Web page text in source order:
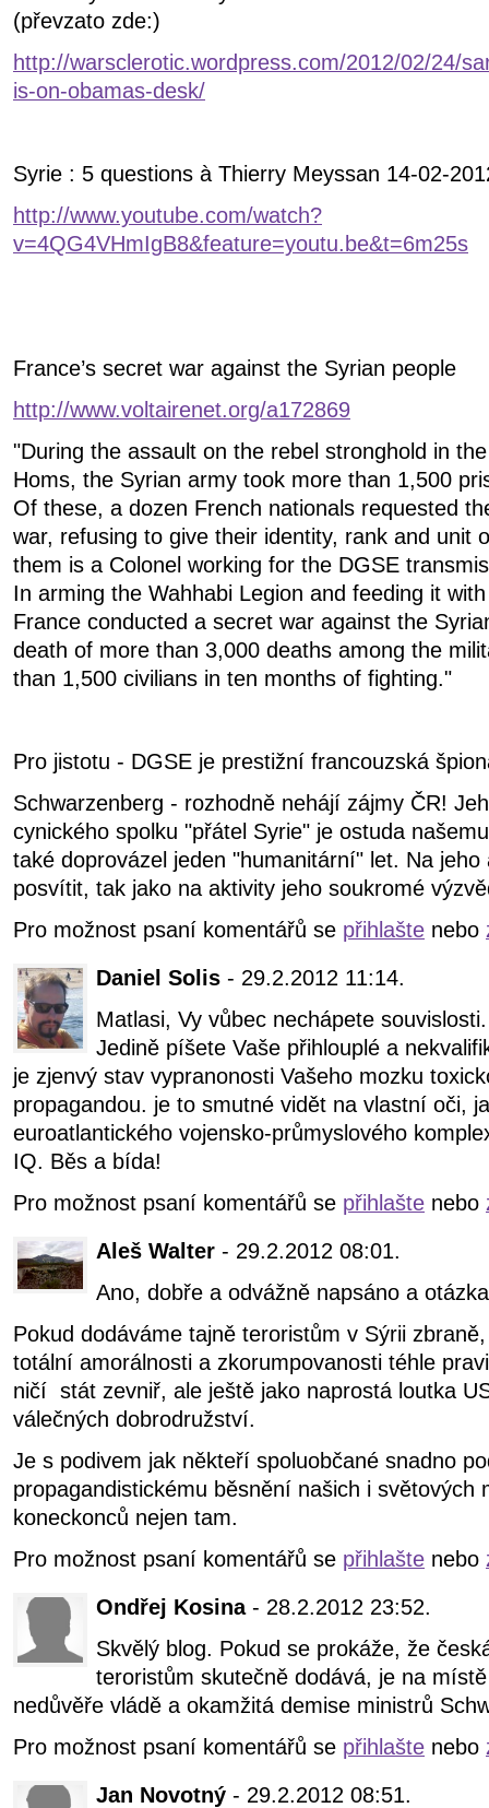
(převzato zde:)
http://warsclerotic.wordpress.com/2012/02/24/
is-on-obamas-desk/
Syrie : 5 questions à Thierry Meyssan 14-02-
http://www.youtube.com/watch?
v=4QG4VHmIgB8&feature=youtu.be&t=6m25s
France’s secret war against the Syrian people
http://www.voltairenet.org/a172869
"During the assault on the rebel stronghold in
Homs, the Syrian army took more than 1,500
Of these, a dozen French nationals requested
war, refusing to give their identity, rank and unit
them is a Colonel working for the DGSE
In arming the Wahhabi Legion and feeding it
France conducted a secret war against the
death of more than 3,000 deaths among the
than 1,500 civilians in ten months of fighting."
Pro jistotu - DGSE je prestižní francouzská
Schwarzenberg - rozhodně nehájí zájmy ČR!
cynického spolku "přátel Syrie" je ostuda
také doprovázel jeden "humanitární" let. Na jeho
posvítit, tak jako na aktivity jeho soukromé
Pro možnost psaní komentářů se přihlašte nebo
Daniel Solis - 29.2.2012 11:14.
Matlasi, Vy vůbec nechápete
Jedině píšete Vaše přihlouplé a
je zjenvý stav vypranonosti Vašeho mozku
propagandou. je to smutné vidět na vlastní oči,
euroatlantického vojensko-průmyslového
IQ. Běs a bída!
Pro možnost psaní komentářů se přihlašte nebo
Aleš Walter - 29.2.2012 08:01.
Ano, dobře a odvážně napsáno a
Pokud dodáváme tajně teroristům v Sýrii
totální amorálnosti a zkorumpovanosti téhle
ničí stát zevniř, ale ještě jako naprostá loutka
válečných dobrodružství.
Je s podivem jak někteří spoluobčané snadno
propagandistickému běsnění našich i světových
koneckonců nejen tam.
Pro možnost psaní komentářů se přihlašte nebo
Ondřej Kosina- 28.2.2012 23:52.
Skvělý blog. Pokud se prokáže, že
teroristům skutečně dodává, je na
nedůvěře vládě a okamžitá demise ministrů
Pro možnost psaní komentářů se přihlašte nebo
Jan Novotný - 29.2.2012 08:51.